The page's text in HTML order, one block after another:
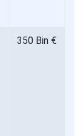
350 Bin €